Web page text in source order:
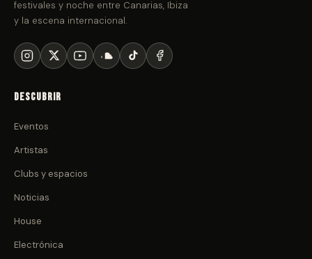
festivales y noche entre Canarias, Ibiza
y la escena internacional.
Descubrir
Eventos
Artistas
Clubs y espacios
Noticias
House
Electrónica